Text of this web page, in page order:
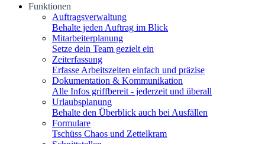
Funktionen
Auftragsverwaltung
Behalte jeden Auftrag im Blick
Mitarbeiterplanung
Setze dein Team gezielt ein
Zeiterfassung
Erfasse Arbeitszeiten einfach und präzise
Dokumentation & Kommunikation
Alle Infos griffbereit - jederzeit und überall
Urlaubsplanung
Behalte den Überblick auch bei Ausfällen
Formulare
Tschüss Chaos und Zettelkram